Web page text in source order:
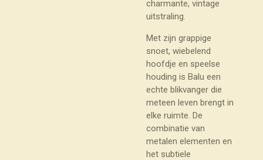
charmante, vintage
uitstraling.
Met zijn grappige
snoet, wiebelend
hoofdje en speelse
houding is Balu een
echte blikvanger die
meteen leven brengt in
elke ruimte. De
combinatie van
metalen elementen en
het subtiele